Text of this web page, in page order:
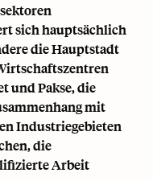
sich hauptsächlich
die Hauptstadt
und Pakse, die
mit
Industriegebieten
die
Arbeit